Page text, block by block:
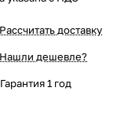
Рассчитать доставку
Нашли дешевле?
Гарантия 1 год